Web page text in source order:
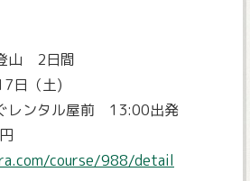
山 2日間
日（土)
レンタル屋前 13:00出発
course/988/detail